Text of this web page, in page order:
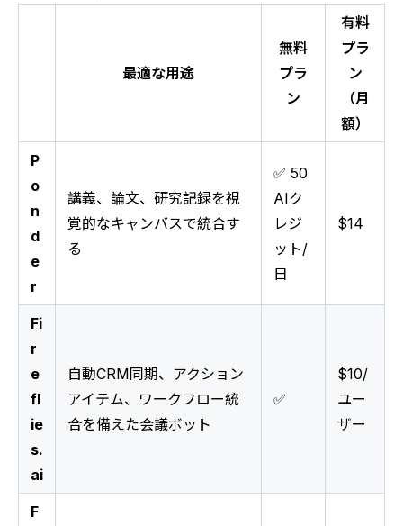
最適な用途
無料
プラ
ン
有料
プラ
ン
（月
額）
P
o
n
d
e
r
講義、論文、研究記録を視
覚的なキャンバスで統合す
る
✅ 50
AIク
レジ
ット/
日
$14
Fi
r
e
fl
ie
s.
ai
自動CRM同期、アクション
アイテム、ワークフロー統
合を備えた会議ボット
✅
$10/
ユー
ザー
F